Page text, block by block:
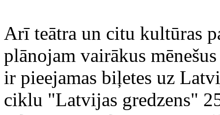
Arī teātra un citu kultūras
plānojam vairākus
ir pieejamas biļetes uz
ciklu "Latvijas gredzens"